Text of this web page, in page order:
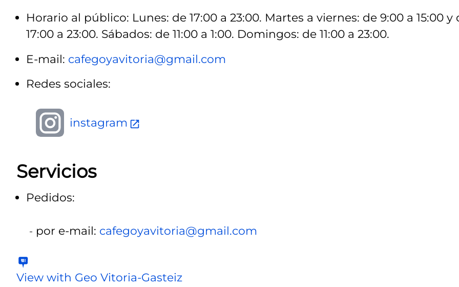
Horario al público: Lunes: de 17:00 a 23:00. Martes a viernes: de 9:00 a 15:00 y
17:00 a 23:00. Sábados: de 11:00 a 1:00. Domingos: de 11:00 a 23:00.
E-mail: cafegoyavitoria@gmail.com
Redes sociales:
instagram
Servicios
Pedidos:
por e-mail: cafegoyavitoria@gmail.com
View with Geo Vitoria-Gasteiz